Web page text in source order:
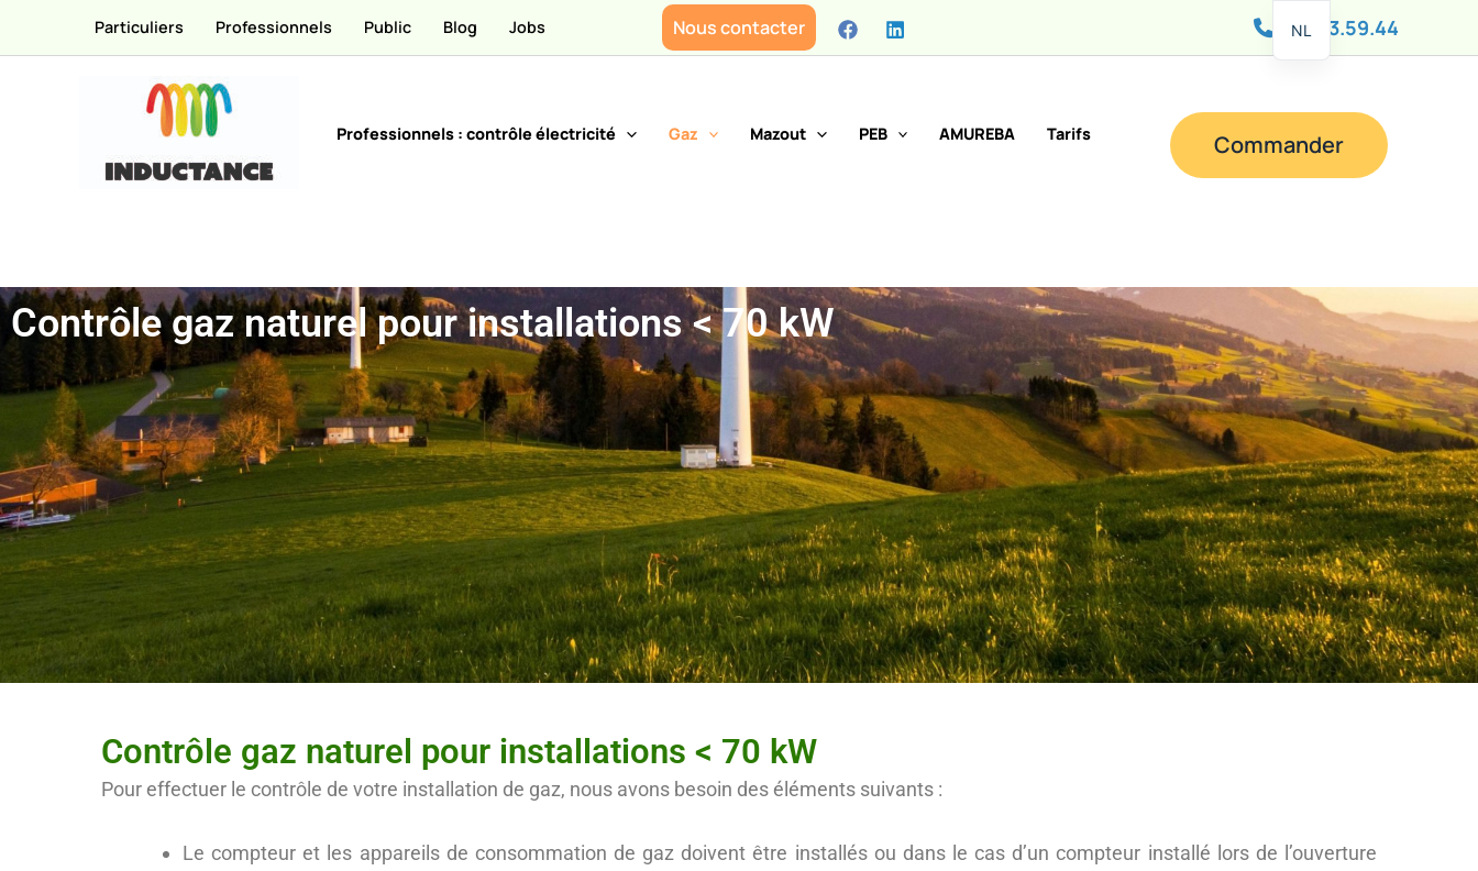
Particuliers Professionnels Public Blog Jobs Nous contacter 081 83.59.44
Professionnels : contrôle électricité Gaz Mazout PEB AMUREBA Tarifs Commander
Contrôle gaz naturel pour installations < 70 kW
Contrôle gaz naturel pour installations < 70 kW
Pour effectuer le contrôle de votre installation de gaz, nous avons besoin des éléments suivants :
Le compteur et les appareils de consommation de gaz doivent être installés ou dans le cas d’un compteur installé lors de l’ouverture
NL